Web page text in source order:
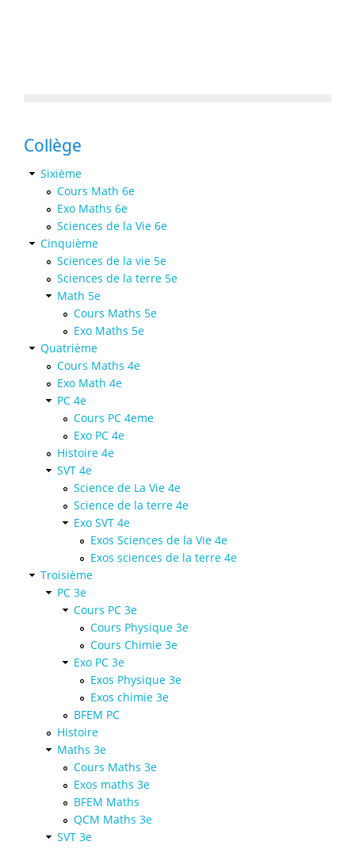
Collège
Sixième
Cours Math 6e
Exo Maths 6e
Sciences de la Vie 6e
Cinquième
Sciences de la vie 5e
Sciences de la terre 5e
Math 5e
Cours Maths 5e
Exo Maths 5e
Quatrième
Cours Maths 4e
Exo Math 4e
PC 4e
Cours PC 4eme
Exo PC 4e
Histoire 4e
SVT 4e
Science de La Vie 4e
Science de la terre 4e
Exo SVT 4e
Exos Sciences de la Vie 4e
Exos sciences de la terre 4e
Troisième
PC 3e
Cours PC 3e
Cours Physique 3e
Cours Chimie 3e
Exo PC 3e
Exos Physique 3e
Exos chimie 3e
BFEM PC
Histoire
Maths 3e
Cours Maths 3e
Exos maths 3e
BFEM Maths
QCM Maths 3e
SVT 3e